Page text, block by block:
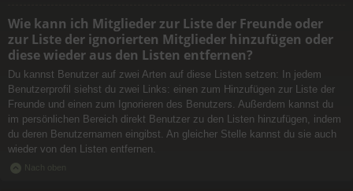
Wie kann ich Mitglieder zur Liste der Freunde oder
zur Liste der ignorierten Mitglieder hinzufügen oder
diese wieder aus den Listen entfernen?
Du kannst Benutzer auf zwei Arten auf diese Listen setzen: In jedem
Benutzerprofil siehst du zwei Links: einen zum Hinzufügen zur Liste der
Freunde und einen zum Ignorieren des Benutzers. Außerdem kannst du
im persönlichen Bereich direkt Benutzer zu den Listen hinzufügen, indem
du deren Benutzernamen eingibst. An gleicher Stelle kannst du sie auch
wieder von den Listen entfernen.
Nach oben